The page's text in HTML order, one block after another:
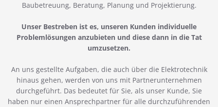
Baubetreuung, Beratung, Planung und Projektierung.
Unser Bestreben ist es, unseren Kunden individuelle
Problemlösungen anzubieten und diese dann in die Tat
umzusetzen.
An uns gestellte Aufgaben, die auch über die Elektrotechnik
hinaus gehen, werden von uns mit Partnerunternehmen
durchgeführt. Das bedeutet für Sie, als unser Kunde, Sie
haben nur einen Ansprechpartner für alle durchzuführenden